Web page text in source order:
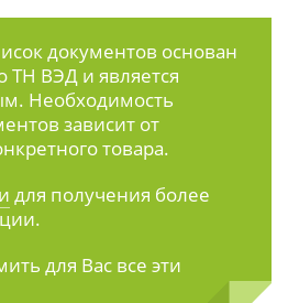
документов основан
ТН ВЭД и является
Необходимость
зависит от
товара.
для получения более
для Вас все эти